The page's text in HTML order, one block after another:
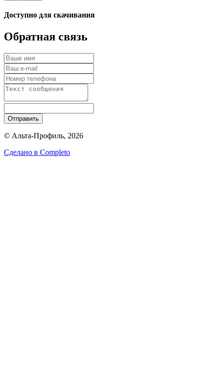
Доступно для скачивания
Обратная связь
Отправить
© Альта-Профиль, 2026
Сделано в Completo